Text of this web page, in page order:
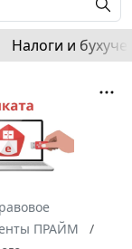
Налоги и
ПРАЙМ